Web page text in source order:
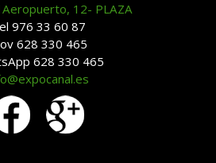
Aeropuerto, 12- PLAZA
976 33 60 87
628 330 465
628 330 465